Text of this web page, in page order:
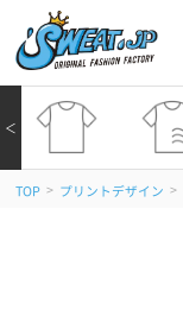
＜
TOP > プリントデザイン >